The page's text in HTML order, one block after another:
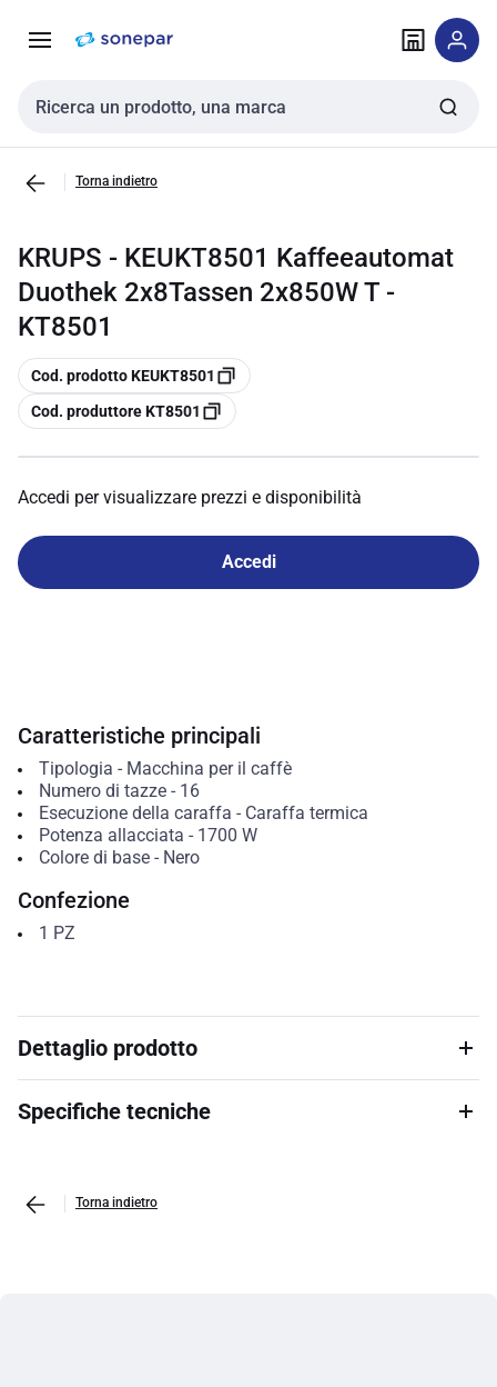
navigazione alla
Cerca input
Torna indietro
KRUPS - KEUKT8501 Kaffeeautomat
Duothek 2x8Tassen 2x850W T -
KT8501
copia
Cod. prodotto KEUKT8501
copia
Cod. produttore KT8501
Accedi per visualizzare prezzi e disponibilità
Accedi
Caratteristiche principali
Tipologia - Macchina per il caffè
Numero di tazze- 16
Esecuzione della caraffa - Caraffa termica
Potenza allacciata - 1700 W
Colore di base- Nero
Confezione
1 PZ
Dettaglio prodotto
Specifiche tecniche
Torna indietro